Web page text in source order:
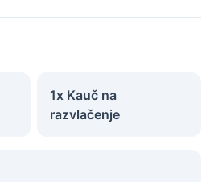
1x Kauč na
razvlačenje